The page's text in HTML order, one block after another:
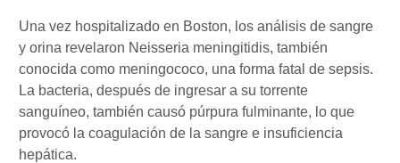
Una vez hospitalizado en Boston, los análisis de sangre
y orina revelaron Neisseria meningitidis, también
conocida como meningococo, una forma fatal de sepsis.
La bacteria, después de ingresar a su torrente
sanguíneo, también causó púrpura fulminante, lo que
provocó la coagulación de la sangre e insuficiencia
hepática.